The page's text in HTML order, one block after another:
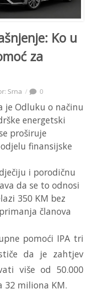
Ko u
za
Srna 0
je Odluku o načinu
energetski
proširuje
finansijske
i porodičnu
da se to odnosi
350 KM bez
članova
pomoći IPA tri
da je zahtjev
više od 50.000
32 miliona KM.